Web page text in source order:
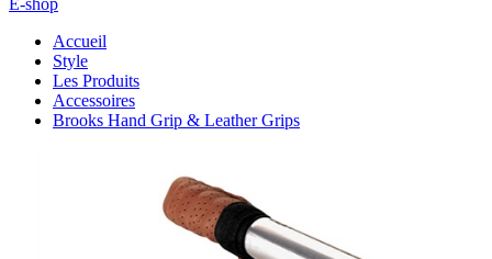
E-shop
Accueil
Style
Les Produits
Accessoires
Brooks Hand Grip & Leather Grips